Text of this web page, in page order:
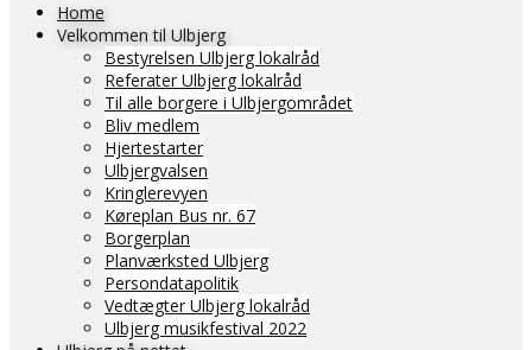
Home
Velkommen til Ulbjerg
Bestyrelsen Ulbjerg lokalråd
Referater Ulbjerg lokalråd
Til alle borgere i Ulbjergområdet
Bliv medlem
Hjertestarter
Ulbjergvalsen
Kringlerevyen
Køreplan Bus nr. 67
Borgerplan
Planværksted Ulbjerg
Persondatapolitik
Vedtægter Ulbjerg lokalråd
Ulbjerg musikfestival 2022